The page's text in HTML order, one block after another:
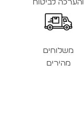
והערכה לביטוח
משלוחים
מהירים